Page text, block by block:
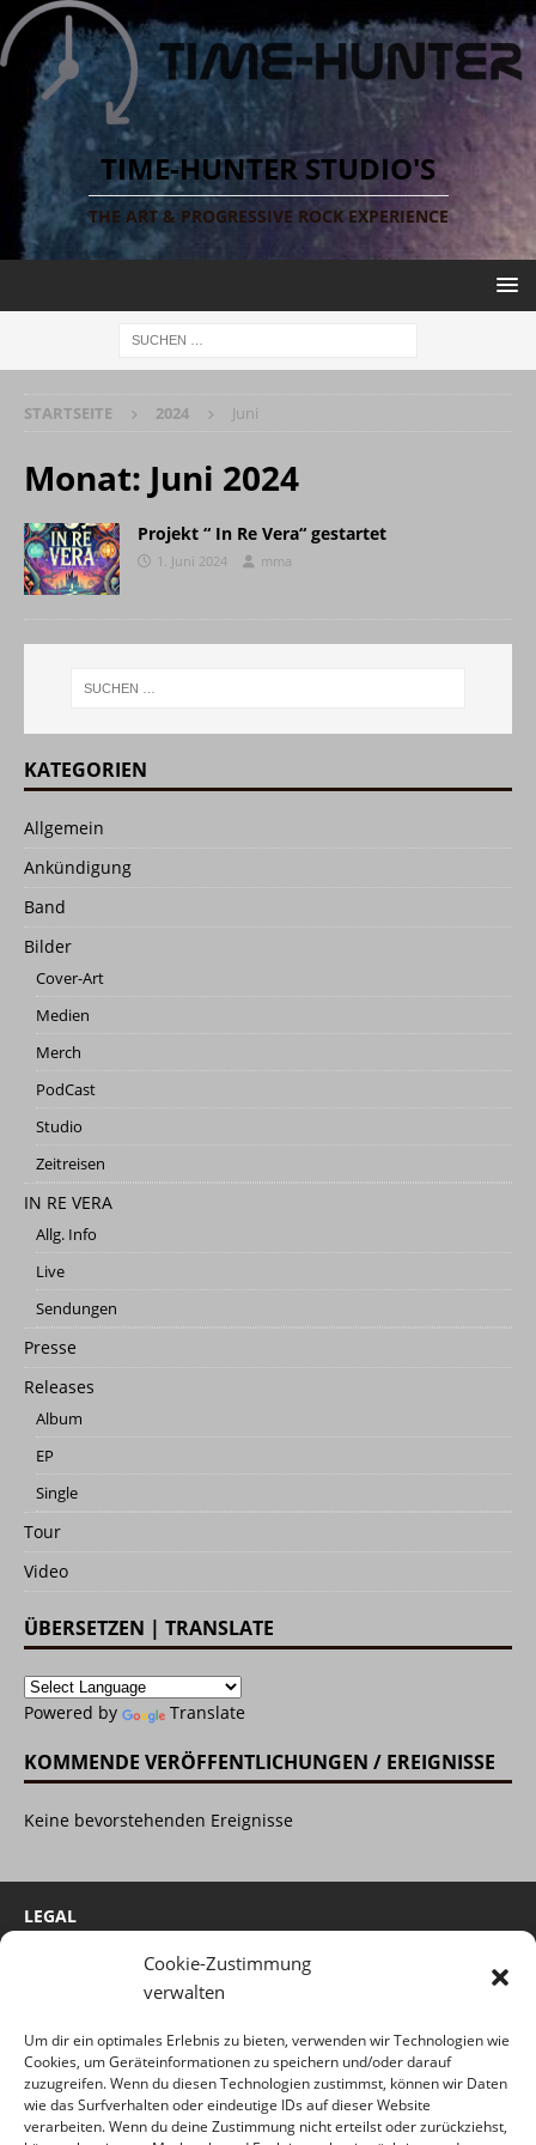
Cookie-Zustimmung
verwalten
Um dir ein optimales Erlebnis zu bieten, verwenden wir Technologien wie
Cookies, um Geräteinformationen zu speichern und/oder darauf
zuzugreifen. Wenn du diesen Technologien zustimmst, können wir Daten
wie das Surfverhalten oder eindeutige IDs auf dieser Website
verarbeiten. Wenn du deine Zustimmung nicht erteilst oder zurückziehst,
TIME-HUNTER STUDIO'S
THE ART & PROGRESSIVE ROCK EXPERIENCE
STARTSEITE 2024 Juni
Monat: Juni 2024
Projekt “ In Re Vera“ gestartet
1. Juni 2024 mma
KATEGORIEN
Allgemein
Ankündigung
Band
Bilder
Cover-Art
Medien
Merch
PodCast
Studio
Zeitreisen
IN RE VERA
Allg. Info
Live
Sendungen
Presse
Releases
Album
EP
Single
Tour
Video
ÜBERSETZEN | TRANSLATE
Powered by Translate
KOMMENDE VERÖFFENTLICHUNGEN / EREIGNISSE
Keine bevorstehenden Ereignisse
LEGAL
Haftungsausschluss
Datenschutzerklärung